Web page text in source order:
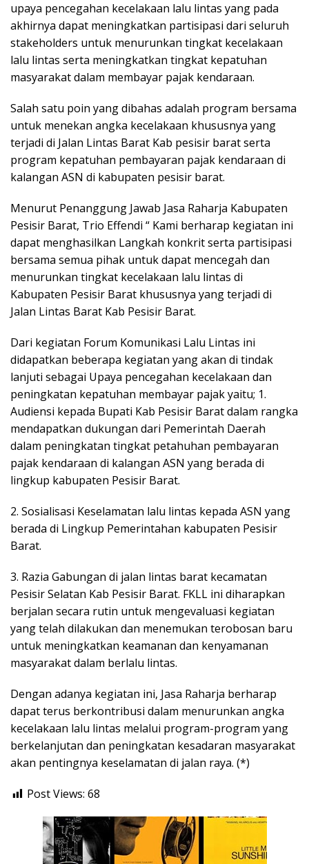
upaya pencegahan kecelakaan lalu lintas yang pada
akhirnya dapat meningkatkan partisipasi dari seluruh
stakeholders untuk menurunkan tingkat kecelakaan
lalu lintas serta meningkatkan tingkat kepatuhan
masyarakat dalam membayar pajak kendaraan.
Salah satu poin yang dibahas adalah program bersama
untuk menekan angka kecelakaan khususnya yang
terjadi di Jalan Lintas Barat Kab pesisir barat serta
program kepatuhan pembayaran pajak kendaraan di
kalangan ASN di kabupaten pesisir barat.
Menurut Penanggung Jawab Jasa Raharja Kabupaten
Pesisir Barat, Trio Effendi “ Kami berharap kegiatan ini
dapat menghasilkan Langkah konkrit serta partisipasi
bersama semua pihak untuk dapat mencegah dan
menurunkan tingkat kecelakaan lalu lintas di
Kabupaten Pesisir Barat khususnya yang terjadi di
Jalan Lintas Barat Kab Pesisir Barat.
Dari kegiatan Forum Komunikasi Lalu Lintas ini
didapatkan beberapa kegiatan yang akan di tindak
lanjuti sebagai Upaya pencegahan kecelakaan dan
peningkatan kepatuhan membayar pajak yaitu; 1.
Audiensi kepada Bupati Kab Pesisir Barat dalam rangka
mendapatkan dukungan dari Pemerintah Daerah
dalam peningkatan tingkat petahuhan pembayaran
pajak kendaraan di kalangan ASN yang berada di
lingkup kabupaten Pesisir Barat.
2. Sosialisasi Keselamatan lalu lintas kepada ASN yang
berada di Lingkup Pemerintahan kabupaten Pesisir
Barat.
3. Razia Gabungan di jalan lintas barat kecamatan
Pesisir Selatan Kab Pesisir Barat. FKLL ini diharapkan
berjalan secara rutin untuk mengevaluasi kegiatan
yang telah dilakukan dan menemukan terobosan baru
untuk meningkatkan keamanan dan kenyamanan
masyarakat dalam berlalu lintas.
Dengan adanya kegiatan ini, Jasa Raharja berharap
dapat terus berkontribusi dalam menurunkan angka
kecelakaan lalu lintas melalui program-program yang
berkelanjutan dan peningkatan kesadaran masyarakat
akan pentingnya keselamatan di jalan raya. (*)
Post Views: 68